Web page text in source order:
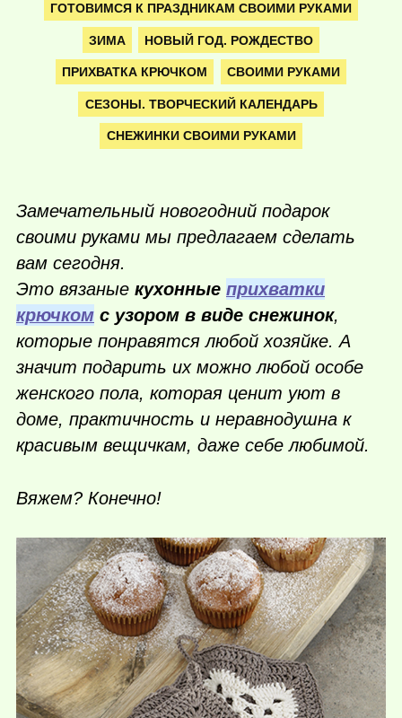
ГОТОВИМСЯ К ПРАЗДНИКАМ СВОИМИ РУКАМИ
ЗИМА НОВЫЙ ГОД. РОЖДЕСТВО
ПРИХВАТКА КРЮЧКОМ СВОИМИ РУКАМИ
СЕЗОНЫ. ТВОРЧЕСКИЙ КАЛЕНДАРЬ
СНЕЖИНКИ СВОИМИ РУКАМИ
Замечательный новогодний подарок
своими руками мы предлагаем сделать
вам сегодня.
Это вязаные кухонные прихватки
крючком с узором в виде снежинок,
которые понравятся любой хозяйке. А
значит подарить их можно любой особе
женского пола, которая ценит уют в
доме, практичность и неравнодушна к
красивым вещичкам, даже себе любимой.
Вяжем? Конечно!